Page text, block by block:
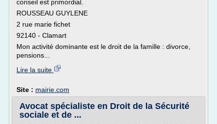
conseil est primordial.
ROUSSEAU GUYLENE
2 rue marie fichet
92140 - Clamart
Mon activité dominante est le droit de la famille : divorce,
pensions...
Lire la suite
Site : mairie.com
Avocat spécialiste en Droit de la Sécurité
sociale et de ...